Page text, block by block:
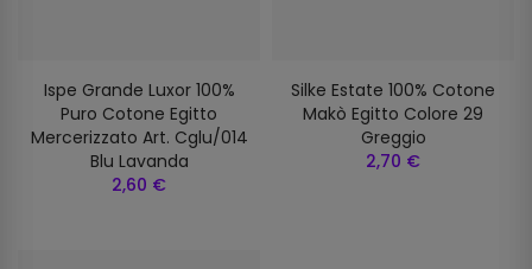
Ispe Grande Luxor 100%
Puro Cotone Egitto
Mercerizzato Art. Cglu/014
Blu Lavanda
2,60 €
Silke Estate 100% Cotone
Makò Egitto Colore 29
Greggio
2,70 €